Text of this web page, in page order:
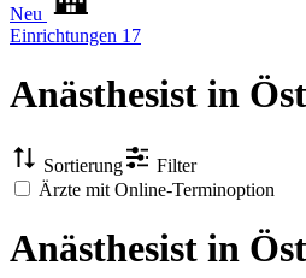
Neu
Einrichtungen 17
Anästhesist in
Sortierung
Filter
Ärzte mit Online-Terminoption
Anästhesist in